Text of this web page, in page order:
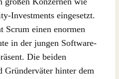
Investments eingesetzt.
Scrum einen enormen
in der jungen Software-
Die beiden
Gründerväter hinter dem